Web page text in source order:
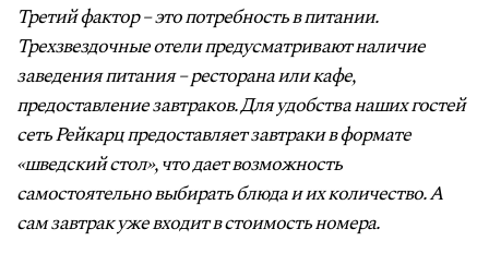
Третий фактор – это потребность в питании.
Трехзвездочные отели предусматривают наличие
заведения питания – ресторана или кафе,
предоставление завтраков. Для удобства наших гостей
сеть Рейкарц предоставляет завтраки в формате
«шведский стол», что дает возможность
самостоятельно выбирать блюда и их количество. А
сам завтрак уже входит в стоимость номера.